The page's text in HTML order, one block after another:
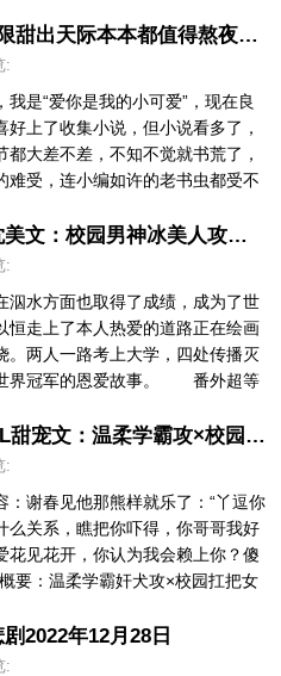
3本甜宠耽美文攻宠受无下限甜出天际本本都值得熬夜追耽美超甜的校园小说
:
是“爱你是我的小可爱”，现在良
好上了收集小说，但小说看多了，
都大差不差，不知不觉就书荒了，
难受，连小编如许的老书虫都受不
耽美超甜的校园小说强推耽美文：校园男神冰美人攻和又甜又野小霸王受
:
水方面也取得了成绩，成为了世
恒走上了本人热爱的道路正在绘画
。两人一路考上大学，四处传播灭
界冠军的恩爱故事。 番外超等
耽美超甜的校园小说校园BL甜宠文：温柔学霸攻×校园扛把子炸毛受他是我一生挚爱！
:
谢春见他那熊样就乐了：“丫逗你
么关系，瞧把你吓得，你哥哥我好
花见花开，你认为我会赖上你？傻
要：温柔学霸奸犬攻×校园扛把女
2022年12月28日
: